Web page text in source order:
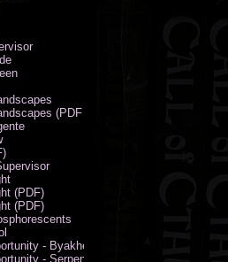
(PDF - Espiral)
(PDF)
(PDF)
- Byakhee
- Serpent Man